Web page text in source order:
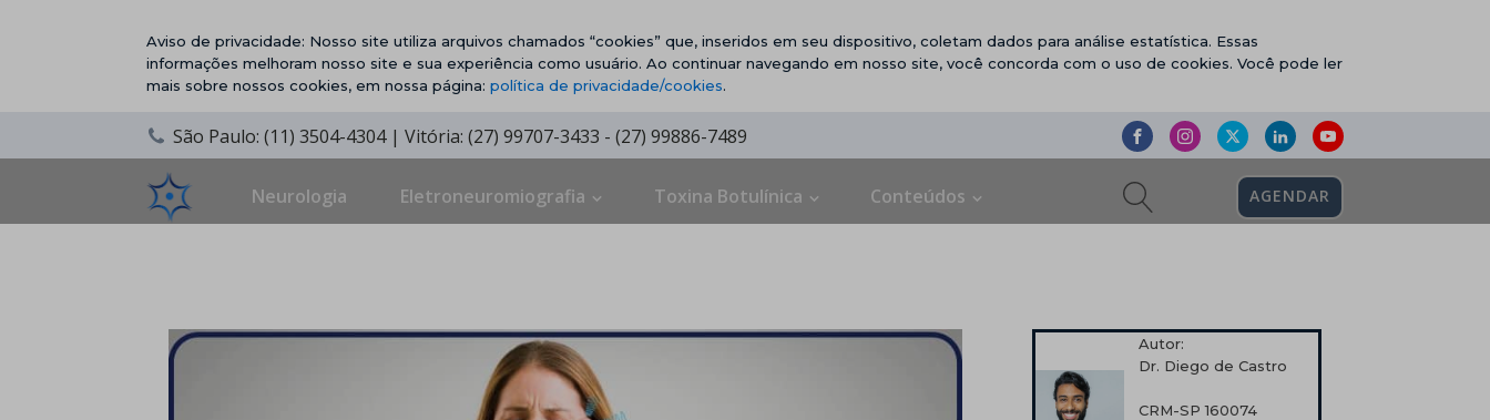
Aviso de privacidade: Nosso site utiliza arquivos chamados “cookies” que, inseridos em seu dispositivo, coletam dados para análise estatística. Essas
informações melhoram nosso site e sua experiência como usuário. Ao continuar navegando em nosso site, você concorda com o uso de cookies. Você pode ler
mais sobre nossos cookies, em nossa página: política de privacidade/cookies.
São Paulo: (11) 3504-4304 | Vitória: (27) 99707-3433 - (27) 99886-7489
Neurologia Eletroneuromiografia Toxina Botulínica Conteúdos AGENDAR
Autor:
Dr. Diego de Castro
CRM-SP 160074